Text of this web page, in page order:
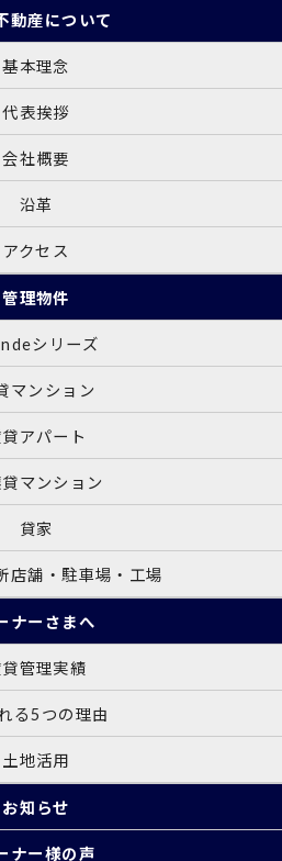
動産について
基本理念
代表挨拶
会社概要
沿革
アクセス
管理物件
シリーズ
マンション
アパート
マンション
貸家
店舗・駐車場・工場
ナーさまへ
貸管理実績
る5つの理由
土地活用
お知らせ
ナー様の声